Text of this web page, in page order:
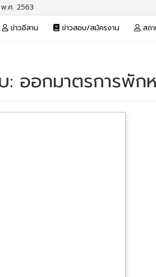
.ศ. 2563
ข่าวอีสาน ข่าวสอบ/สมัครงาน สถา
: ออกมาตรการพัก